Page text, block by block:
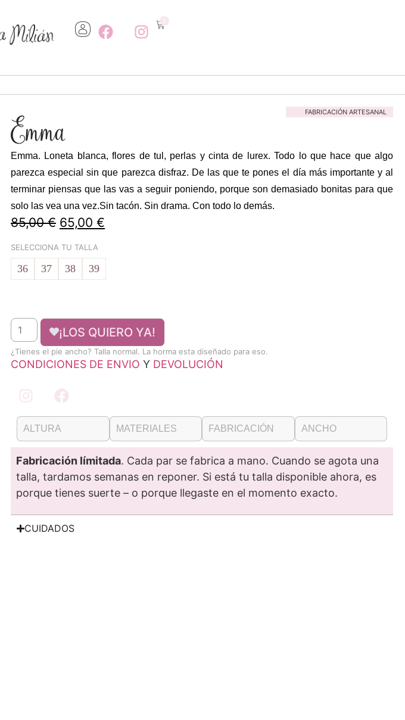
FABRICACIÓN ARTESANAL
Emma
Emma. Loneta blanca, flores de tul, perlas y cinta de lurex. Todo lo que hace que algo
parezca especial sin que parezca disfraz. De las que te pones el día más importante y al
terminar piensas que las vas a seguir poniendo, porque son demasiado bonitas para que
solo las vea una vez.Sin tacón. Sin drama. Con todo lo demás.
85,00€ 65,00 €
SELECCIONA TU TALLA
36 37 38 39
¡LOS QUIERO YA!
¿Tienes el pie ancho? Talla normal. La horma esta diseñado para eso.
CONDICIONES DE ENVIO Y DEVOLUCIÓN
ALTURA MATERIALES FABRICACIÓN ANCHO
Fabricación límitada. Cada par se fabrica a mano. Cuando se agota una
talla, tardamos semanas en reponer. Si está tu talla disponible ahora, es
porque tienes suerte – o porque llegaste en el momento exacto.
CUIDADOS